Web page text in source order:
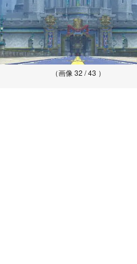
（画像 32 / 43 ）